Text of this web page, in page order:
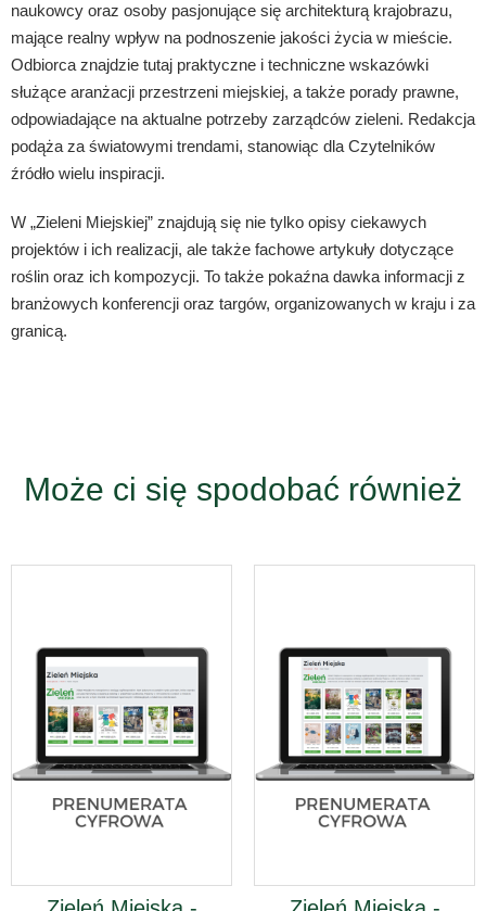
naukowcy oraz osoby pasjonujące się architekturą krajobrazu,
mające realny wpływ na podnoszenie jakości życia w mieście.
Odbiorca znajdzie tutaj praktyczne i techniczne wskazówki
służące aranżacji przestrzeni miejskiej, a także porady prawne,
odpowiadające na aktualne potrzeby zarządców zieleni. Redakcja
podąża za światowymi trendami, stanowiąc dla Czytelników
źródło wielu inspiracji.
W „Zieleni Miejskiej” znajdują się nie tylko opisy ciekawych
projektów i ich realizacji, ale także fachowe artykuły dotyczące
roślin oraz ich kompozycji. To także pokaźna dawka informacji z
branżowych konferencji oraz targów, organizowanych w kraju i za
granicą.
Może ci się spodobać również